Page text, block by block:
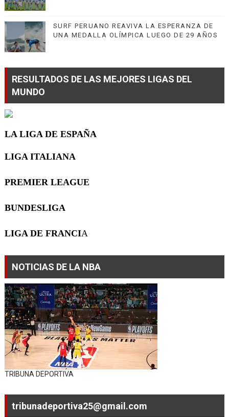
SURF PERUANO REAVIVA LA ESPERANZA DE
UNA MEDALLA OLÍMPICA LUEGO DE 29 AÑOS
RESULTADOS DE LAS MEJORES LIGAS DEL
MUNDO
LA LIGA DE ESPAÑA
LIGA ITALIANA
PREMIER LEAGUE
BUNDESLIGA
LIGA DE FRANCIA
NOTICIAS DE LA NBA
TRIBUNA DEPORTIVA
tribunadeportiva25@gmail.com